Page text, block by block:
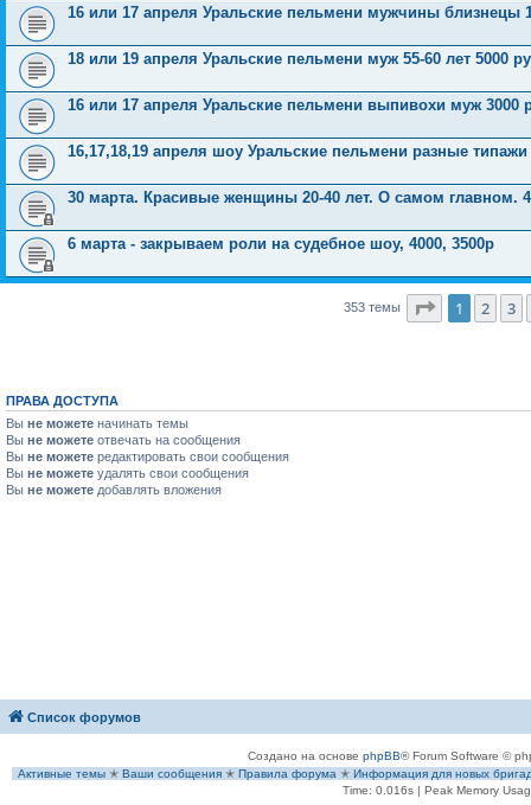
16 или 17 апреля Уральские пельмени мужчины близнецы
18 или 19 апреля Уральские пельмени муж 55-60 лет 5000
16 или 17 апреля Уральские пельмени выпивохи муж 3000
16,17,18,19 апреля шоу Уральские пельмени разные типажи
30 марта. Красивые женщины 20-40 лет. О самом главном.
6 марта - закрываем роли на судебное шоу, 4000, 3500р
353 темы Страница
1 2 3
ПРАВА ДОСТУПА
Вы не можете начинать темы
Вы не можете отвечать на сообщения
Вы не можете редактировать свои сообщения
Вы не можете удалять свои сообщения
Вы не можете добавлять вложения
Список форумов
Создано на основе phpBB® Forum Software ©
Активные темы ✭ Ваши сообщения ✭ Правила форума ✭ Информация для новых
Time: 0.016s| Peak Memory